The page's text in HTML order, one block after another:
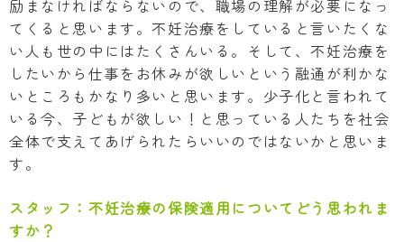
励まなければならないので、職場の理解が必要になっ
てくると思います。不妊治療をしていると言いたくな
い人も世の中にはたくさんいる。そして、不妊治療を
したいから仕事をお休みが欲しいという融通が利かな
いところもかなり多いと思います。少子化と言われて
いる今、子どもが欲しい！と思っている人たちを社会
全体で支えてあげられたらいいのではないかと思いま
す。
スタッフ： 不妊治療の保険適用についてどう思われま
すか？